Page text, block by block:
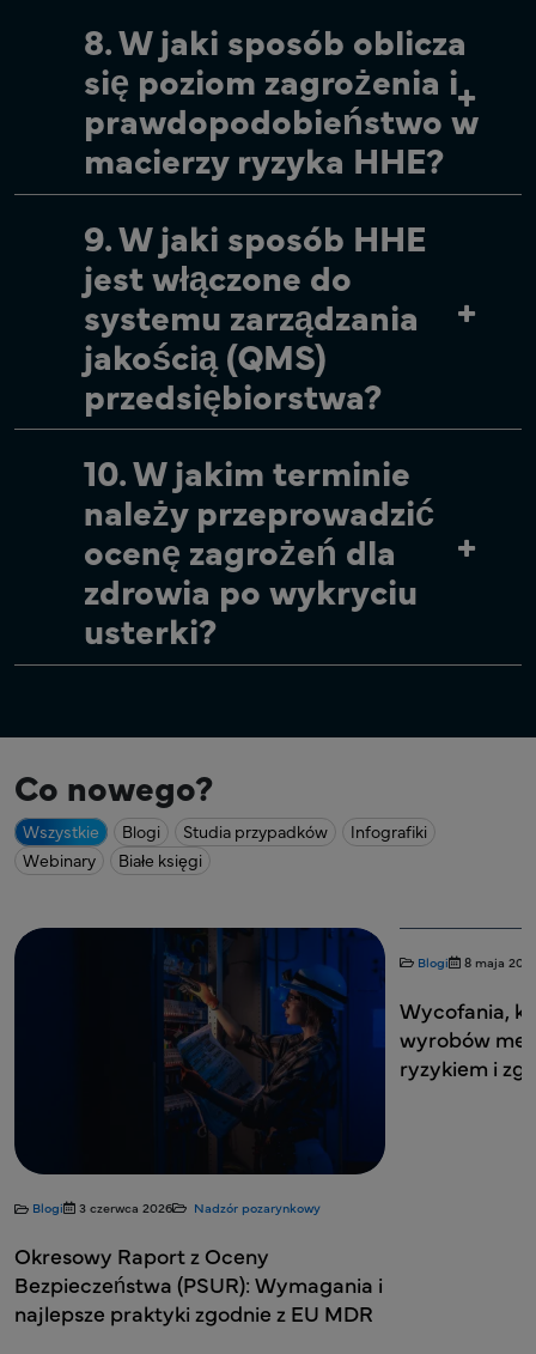
8. W jaki sposób oblicza
się poziom zagrożenia i
prawdopodobieństwo w
macierzy ryzyka HHE?
9. W jaki sposób HHE
jest włączone do
systemu zarządzania
jakością (QMS)
przedsiębiorstwa?
10. W jakim terminie
należy przeprowadzić
ocenę zagrożeń dla
zdrowia po wykryciu
usterki?
Co nowego?
Wszystkie Blogi Studia przypadków
Infografiki
Webinary
Białe księgi
Blogi 3 czerwca 2026 Nadzór pozarynkowy
Okresowy Raport z Oceny
Bezpieczeństwa (PSUR): Wymagania i
najlepsze praktyki zgodnie z EU MDR
Blogi 8 maja
Wycofania,
wyrobów
ryzykiem i